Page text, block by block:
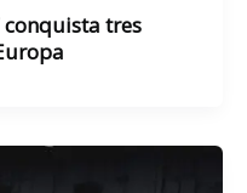
conquista tres